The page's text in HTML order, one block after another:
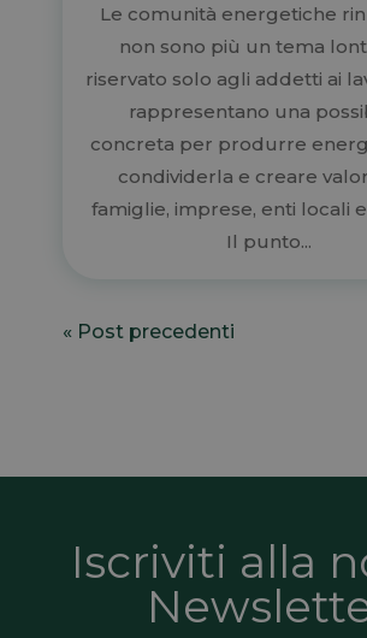
Le comunità energetiche
non sono più un tema
riservato solo agli addetti ai
rappresentano una
concreta per produrre
condividerla e creare
famiglie, imprese, enti locali
Il punto...
« Post precedenti
Iscriviti alla